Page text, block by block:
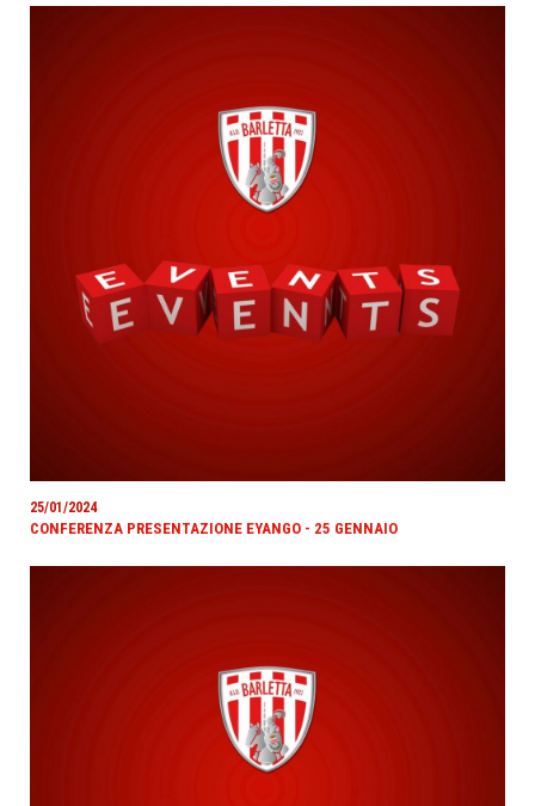
25/01/2024
CONFERENZA PRESENTAZIONE EYANGO - 25 GENNAIO